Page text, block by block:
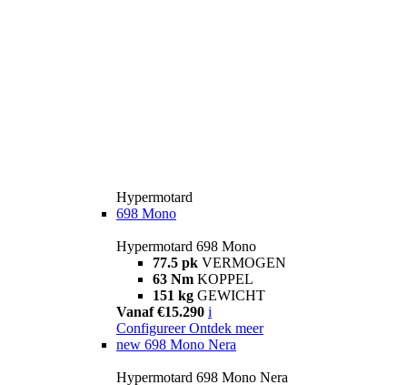
Hypermotard
698 Mono
Hypermotard 698 Mono
77.5 pk VERMOGEN
63 Nm KOPPEL
151 kg GEWICHT
Vanaf €15.290 i
Configureer Ontdek meer
new 698 Mono Nera
Hypermotard 698 Mono Nera